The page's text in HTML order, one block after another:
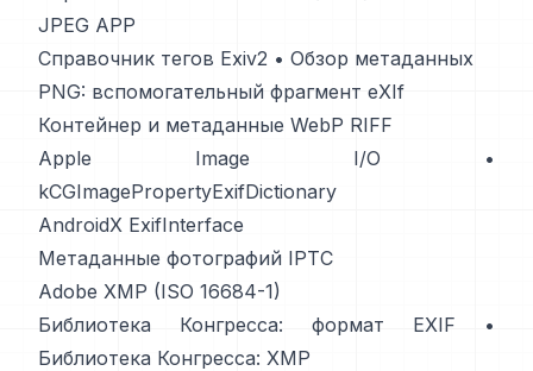
JPEG APP
Справочник тегов Exiv2 • Обзор метаданных
PNG: вспомогательный фрагмент eXIf
Контейнер и метаданные WebP RIFF
Apple Image I/O •
kCGImagePropertyExifDictionary
AndroidX ExifInterface
Метаданные фотографий IPTC
Adobe XMP (ISO 16684-1)
Библиотека Конгресса: формат EXIF
•
Библиотека Конгресса: XMP